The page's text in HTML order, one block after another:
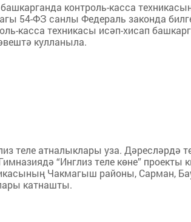
контроль-касса
54-ФЗ санлы Федераль законда
касса техникасы исәп-хисап
кулланыла.
теле атналыклары уза. Дәресләрдә
“Инглиз теле көне”
Чакмагыш районы, Сарман,
катнашты.